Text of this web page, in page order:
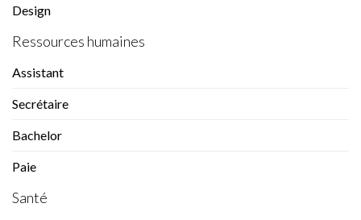
Design
Ressources humaines
Assistant
Secrétaire
Bachelor
Paie
Santé